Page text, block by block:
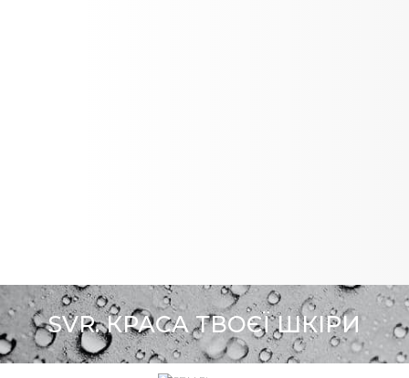
SVR. КРАСА ТВОЄЇ ШКІРИ